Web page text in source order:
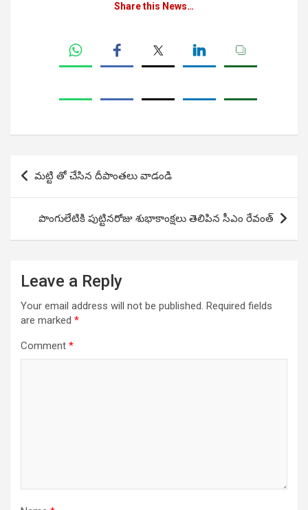
Share this News…
Post
navigation
మట్టి తో చేసిన దీపాంతలు వాడండి
పొంగులేటికి పుట్టినరోజు శుభాకాంక్షలు తెలిపిన సీఎం రేవంత్
Leave a Reply
Your email address will not be published. Required fields
are marked *
Comment *